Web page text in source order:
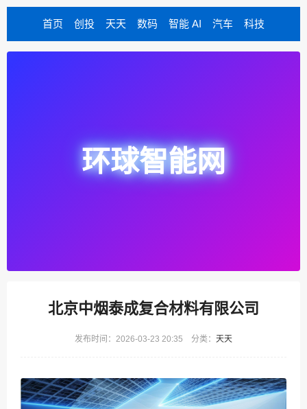
首页 创投 天天 数码 智能 AI 汽车 科技
环球智能网
北京中烟泰成复合材料有限公司
发布时间：2026-03-23 20:35 分类： 天天